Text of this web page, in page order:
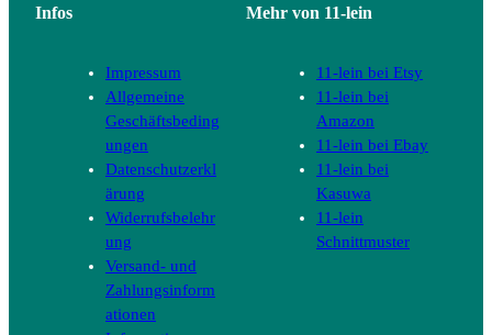
Infos
Impressum
Allgemeine
Geschäftsbeding
ungen
Datenschutzerkl
ärung
Widerrufsbelehr
ung
Versand- und
Zahlungsinform
ationen
Mehr von 11-lein
11-lein bei Etsy
11-lein bei
Amazon
11-lein bei Ebay
11-lein bei
Kasuwa
11-lein
Schnittmuster